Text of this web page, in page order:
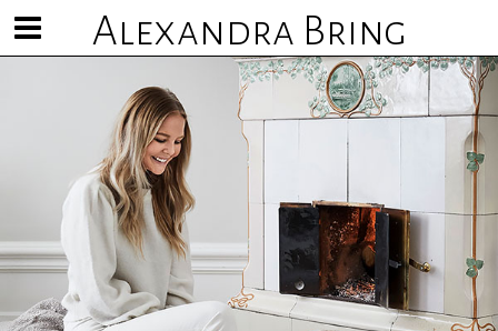
Alexandra Bring
Visa/göm
meny